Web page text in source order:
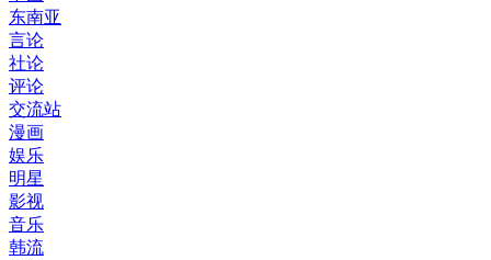
东南亚
言论
社论
评论
交流站
漫画
娱乐
明星
影视
音乐
韩流